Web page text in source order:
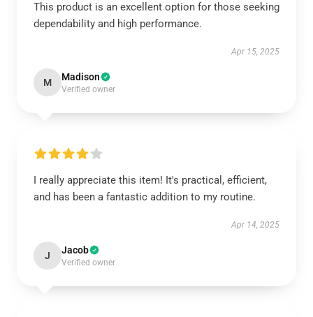
This product is an excellent option for those seeking
dependability and high performance.
Apr 15, 2025
M Madison
Verified owner
I really appreciate this item! It's practical, efficient,
and has been a fantastic addition to my routine.
Apr 14, 2025
J Jacob
Verified owner